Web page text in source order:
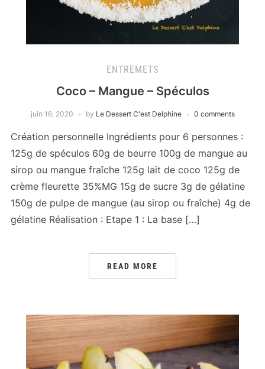
ENTREMETS
Coco – Mangue – Spéculos
juin 16, 2020 by Le Dessert C'est Delphine 0 comments
Création personnelle Ingrédients pour 6 personnes :
125g de spéculos 60g de beurre 100g de mangue au
sirop ou mangue fraîche 125g lait de coco 125g de
crème fleurette 35%MG 15g de sucre 3g de gélatine
150g de pulpe de mangue (au sirop ou fraîche) 4g de
gélatine Réalisation : Etape 1 : La base […]
READ MORE